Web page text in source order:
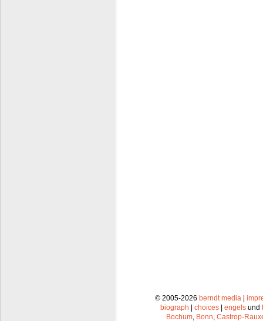
© 2005-2026 berndt media|
biograph
choices engels und
Bochum, Bonn, Castrop-